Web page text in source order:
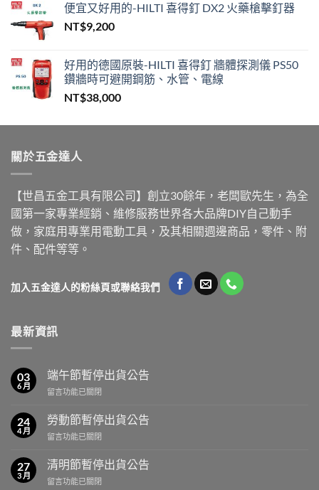
便宜又好用的-HILTI 喜得釘 DX2 火藥槍擊釘器
NT$9,200
好用的德國原裝-HILTI 喜得釘 牆體探測儀 PS50
鑽牆時可避開鋼筋、水管、電線
NT$38,000
關於五金達人
【世昌五金工具有限公司】創立30餘年，老闆歐先生，為全
國第一家專業經銷、維修服務世界各大品牌DIY自己動手
做，家庭用專業用電動工具，及其相關週邊商品，零件、附
件、配件等等。
加入五金達人的粉絲頁或聯絡我們
最新資訊
03
6 月
端午節暫停出貨公告
在
午
節
暫
出
貨
公
留言功能已關閉
24
4 月
勞動節暫停出貨公告
在
動
節
暫
留言功能已關閉
27
3 月
清明節暫停出貨公告
在
留言功能已關閉